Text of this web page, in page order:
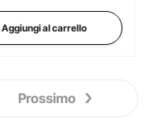
Aggiungi al carrello
Prossimo